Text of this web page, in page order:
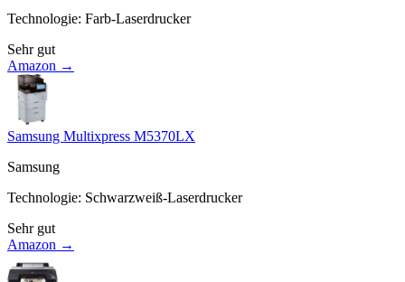
Technologie: Farb-Laserdrucker
Sehr gut
Amazon →
Samsung Multixpress M5370LX
Samsung
Technologie: Schwarzweiß-Laserdrucker
Sehr gut
Amazon →